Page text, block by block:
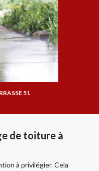
51
de toiture à
à privilégier. Cela